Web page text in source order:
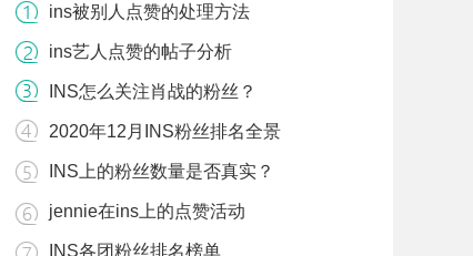
ins被别人点赞的处理方法
ins艺人点赞的帖子分析
INS怎么关注肖战的粉丝？
2020年12月INS粉丝排名全景
INS上的粉丝数量是否真实？
jennie在ins上的点赞活动
INS各团粉丝排名榜单